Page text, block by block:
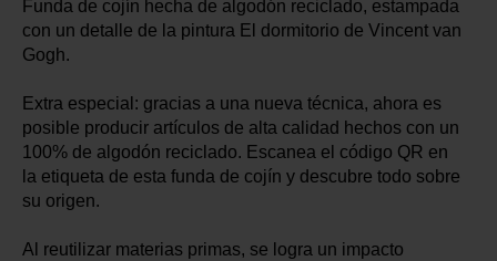
Funda de cojín hecha de algodón reciclado, estampada
con un detalle de la pintura El dormitorio de Vincent van
Gogh.
Extra especial: gracias a una nueva técnica, ahora es
posible producir artículos de alta calidad hechos con un
100% de algodón reciclado. Escanea el código QR en
la etiqueta de esta funda de cojín y descubre todo sobre
su origen.
Al reutilizar materias primas, se logra un impacto